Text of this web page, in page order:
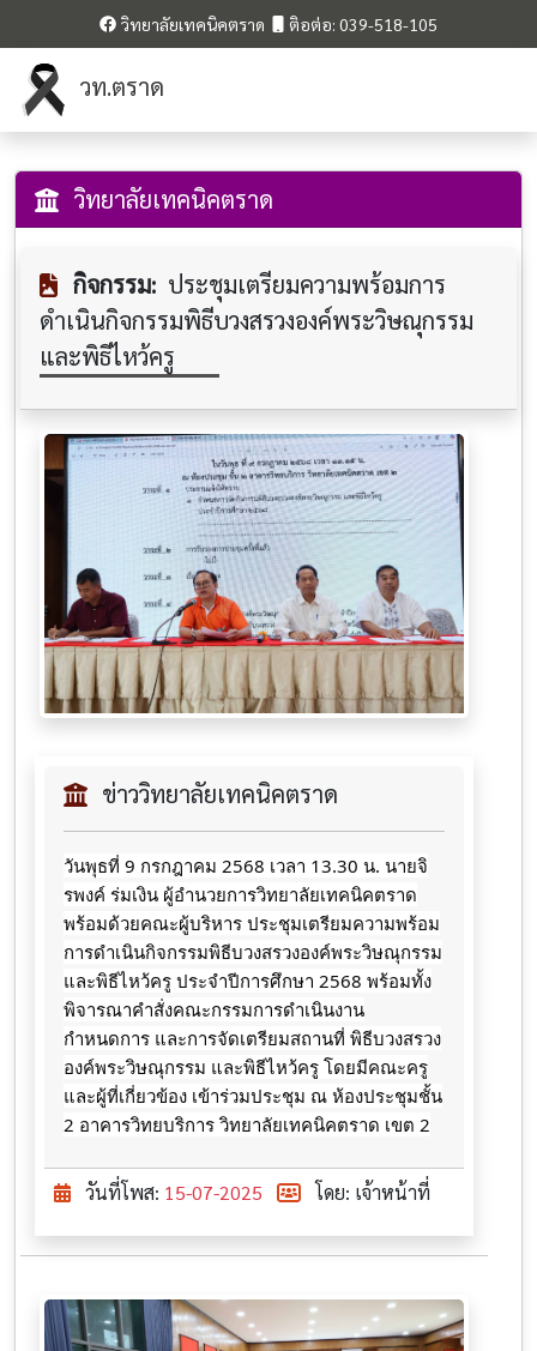
วิทยาลัยเทคนิคตราด ติอต่อ: 039-518-105
วท.ตราด
วิทยาลัยเทคนิคตราด
กิจกรรม: ประชุมเตรียมความพร้อมการ
ดำเนินกิจกรรมพิธีบวงสรวงองค์พระวิษณุกรรม
และพิธีไหว้ครู
ข่าววิทยาลัยเทคนิคตราด
วันพุธที่ 9 กรกฎาคม 2568 เวลา 13.30 น. นายจิ
รพงค์ ร่มเงิน ผู้อำนวยการวิทยาลัยเทคนิคตราด
พร้อมด้วยคณะผู้บริหาร ประชุมเตรียมความพร้อม
การดำเนินกิจกรรมพิธีบวงสรวงองค์พระวิษณุกรรม
และพิธีไหว้ครู ประจำปีการศึกษา 2568 พร้อมทั้ง
พิจารณาคำสั่งคณะกรรมการดำเนินงาน
กำหนดการ และการจัดเตรียมสถานที่ พิธีบวงสรวง
องค์พระวิษณุกรรม และพิธีไหว้ครู โดยมีคณะครู
และผู้ที่เกี่ยวข้อง เข้าร่วมประชุม ณ ห้องประชุมชั้น
2 อาคารวิทยบริการ วิทยาลัยเทคนิคตราด เขต 2
วันที่โพส: 15-07-2025 โดย: เจ้าหน้าที่